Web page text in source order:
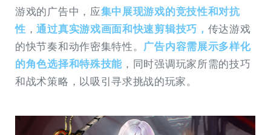
游戏的广告中，应集中展现游戏的竞技性和对抗
性 ，通过真实游戏画面和快速剪辑技巧， 传达游戏
的快节奏和动作密集特性。 广告内容需展示多样化
的角色选择和特殊技能 ，同时强调玩家所需的技巧
和战术策略，以吸引寻求挑战的玩家。